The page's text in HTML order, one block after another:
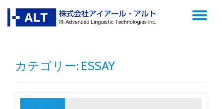
Skip
カテゴリー: ESSAY